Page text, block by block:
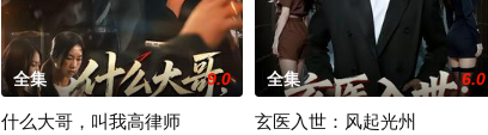
全集 9.0
什么大哥，叫我高律师
全集 6.0
玄医入世：风起光州